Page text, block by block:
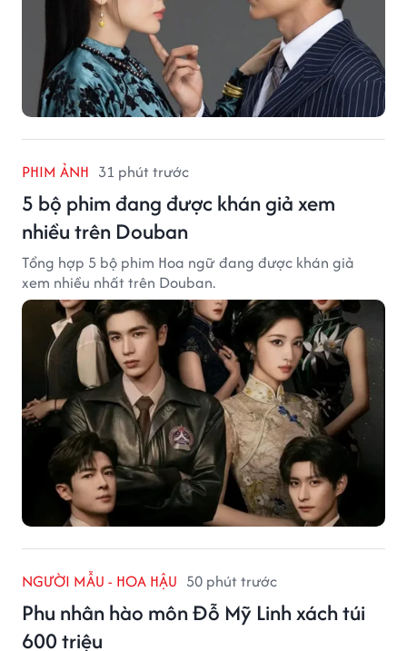
PHIM ẢNH 31 phút trước
5 bộ phim đang được khán giả xem
nhiều trên Douban
Tổng hợp 5 bộ phim Hoa ngữ đang được khán giả
xem nhiều nhất trên Douban.
NGƯỜI MẪU - HOA HẬU 50 phút trước
Phu nhân hào môn Đỗ Mỹ Linh xách túi
600 triệu